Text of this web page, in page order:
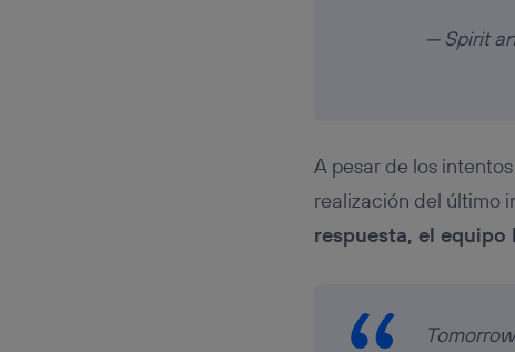
— Spirit
A pesar de los
realización del último
respuesta, el